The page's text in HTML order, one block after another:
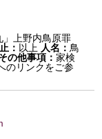
上野内鳥原罪
： 以上 人名： 鳥
の他事項：家検
のリンクをご参